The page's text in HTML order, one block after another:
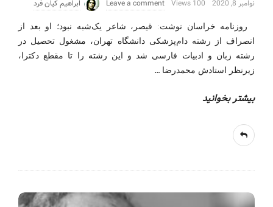
نوامبر 8, 2020
100 Views
Leave a comment ابراهیم کیان فرد
روزنامه خراسان نوشت: قیصر، شاعر یک‌شبه نبود؛ او بعد از
انصراف از رشته دام‌پزشکی دانشگاه تهران، مشغول تحصیل در
رشته زبان و ادبیات فارسی شد و این رشته را تا مقطع دکترا،
زیرنظر استادش محمدرضا …
بیشتر بخوانید